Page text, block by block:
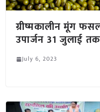
ग्रीष्मकालीन मूंग
उपार्जन 31 जुलाई तक
July 6, 2023